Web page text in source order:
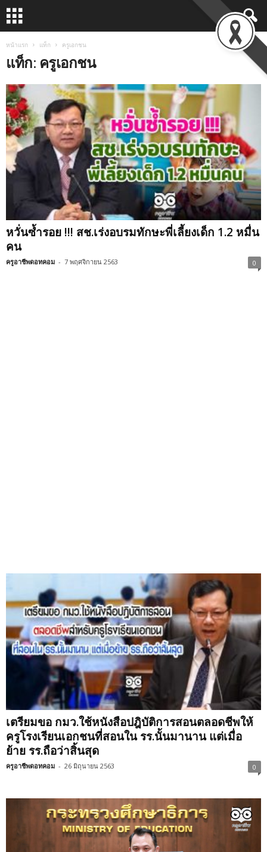
หน้าแรก แท็ก ครูเอกชน
แท็ก: ครูเอกชน
หวั่นซ้ำรอย !!! สช.เร่งอบรมทักษะพี่เลี้ยงเด็ก 1.2 หมื่น
คน
ครูอาชีพดอทคอม - 7 พฤศจิกายน 2563 0
เตรียมขอ กมว.ใช้หนังสือปฎิบัติการสอนตลอดชีพให้
ครูโรงเรียนเอกชนที่สอนใน รร.นั้นมานาน แต่เมื่อ
ย้าย รร.ถือว่าสิ้นสุด
ครูอาชีพดอทคอม - 26 มิถุนายน 2563 0